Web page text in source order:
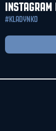
INSTAGRAM
#KLADYNKO